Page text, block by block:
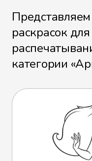
раскрасок
категории